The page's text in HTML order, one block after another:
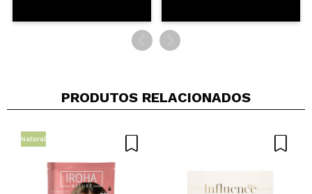
PRODUTOS RELACIONADOS
Natural